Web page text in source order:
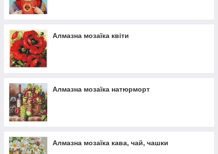
Алмазна мозаїка квіти
Алмазна мозаїка натюрморт
Алмазна мозаїка кава, чай, чашки